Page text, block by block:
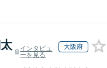
インタビュ
ーを見る
大阪府